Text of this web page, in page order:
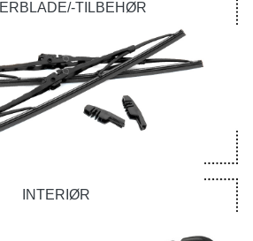
TILBEHØR
INTERIØR